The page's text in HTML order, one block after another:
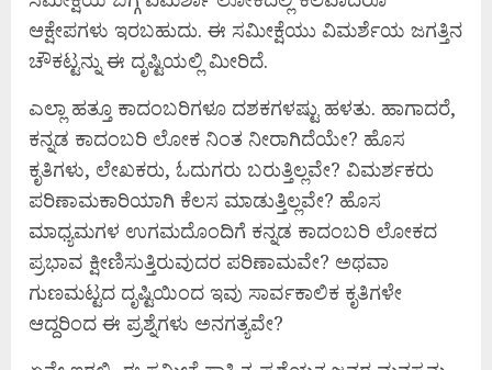
ಆಕ್ಷೇಪಗಳು ಇರಬಹುದು. ಈ ಸಮೀಕ್ಷೆಯು ವಿಮರ್ಶೆಯ ಜಗತ್ತಿನ
ಚೌಕಟ್ಟನ್ನು ಈ ದೃಷ್ಟಿಯಲ್ಲಿ ಮೀರಿದೆ.
ಎಲ್ಲಾ ಹತ್ತೂ ಕಾದಂಬರಿಗಳೂ ದಶಕಗಳಷ್ಟು ಹಳತು. ಹಾಗಾದರೆ,
ಕನ್ನಡ ಕಾದಂಬರಿ ಲೋಕ ನಿಂತ ನೀರಾಗಿದೆಯೇ? ಹೊಸ
ಕೃತಿಗಳು, ಲೇಖಕರು, ಓದುಗರು ಬರುತ್ತಿಲ್ಲವೇ? ವಿಮರ್ಶಕರು
ಪರಿಣಾಮಕಾರಿಯಾಗಿ ಕೆಲಸ ಮಾಡುತ್ತಿಲ್ಲವೇ? ಹೊಸ
ಮಾಧ್ಯಮಗಳ ಉಗಮದೊಂದಿಗೆ ಕನ್ನಡ ಕಾದಂಬರಿ ಲೋಕದ
ಪ್ರಭಾವ ಕ್ಷೀಣಿಸುತ್ತಿರುವುದರ ಪರಿಣಾಮವೇ? ಅಥವಾ
ಗುಣಮಟ್ಟದ ದೃಷ್ಟಿಯಿಂದ ಇವು ಸಾರ್ವಕಾಲಿಕ ಕೃತಿಗಳೇ
ಆದ್ದರಿಂದ ಈ ಪ್ರಶ್ನೆಗಳು ಅನಗತ್ಯವೇ?